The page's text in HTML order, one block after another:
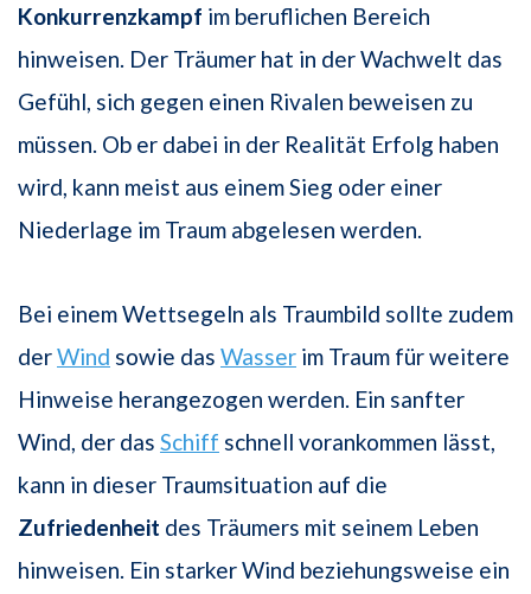
Konkurrenzkampf im beruflichen Bereich
hinweisen. Der Träumer hat in der Wachwelt das
Gefühl, sich gegen einen Rivalen beweisen zu
müssen. Ob er dabei in der Realität Erfolg haben
wird, kann meist aus einem Sieg oder einer
Niederlage im Traum abgelesen werden.
Bei einem Wettsegeln als Traumbild sollte zudem
derWind sowie das Wasser im Traum für weitere
Hinweise herangezogen werden. Ein sanfter
Wind, der das Schiff schnell vorankommen lässt,
kann in dieser Traumsituation auf die
Zufriedenheit des Träumers mit seinem Leben
hinweisen. Ein starker Wind beziehungsweise ein